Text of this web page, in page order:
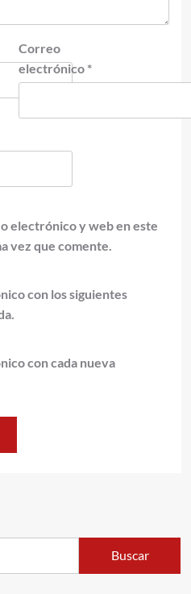
Correo
electrónico *
electrónico y web en este
vez que comente.
con los siguientes
con cada nueva
Buscar